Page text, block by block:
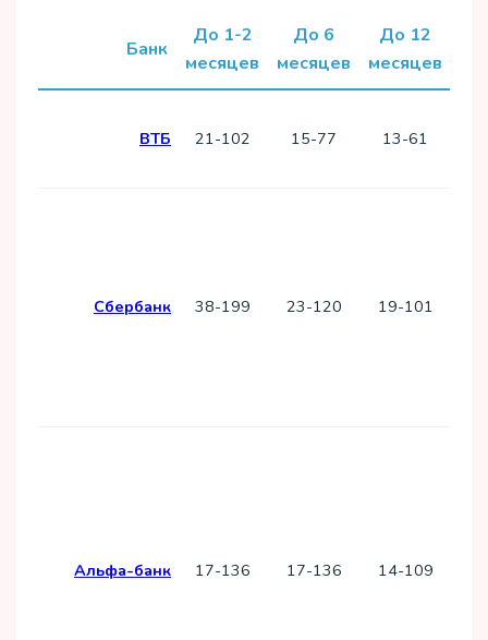
Банк
До 1-2
месяцев
До 6
месяцев
До 12
месяцев
ВТБ 21-102 15-77 13-61
Сбербанк 38-199 23-120 19-101
Альфа-банк 17-136 17-136 14-109